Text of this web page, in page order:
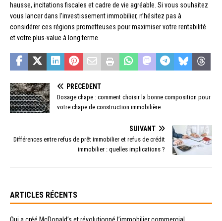
hausse, incitations fiscales et cadre de vie agréable. Si vous souhaitez
vous lancer dans l’investissement immobilier, n’hésitez pas à
considérer ces régions prometteuses pour maximiser votre rentabilité
et votre plus-value à long terme.
PRÉCÉDENT
Dosage chape : comment choisir la bonne composition pour
votre chape de construction immobilière
SUIVANT
Différences entre refus de prêt immobilier et refus de crédit
immobilier : quelles implications ?
ARTICLES RÉCENTS
Qui a créé McDonald’s et révolutionné l’immobilier commercial